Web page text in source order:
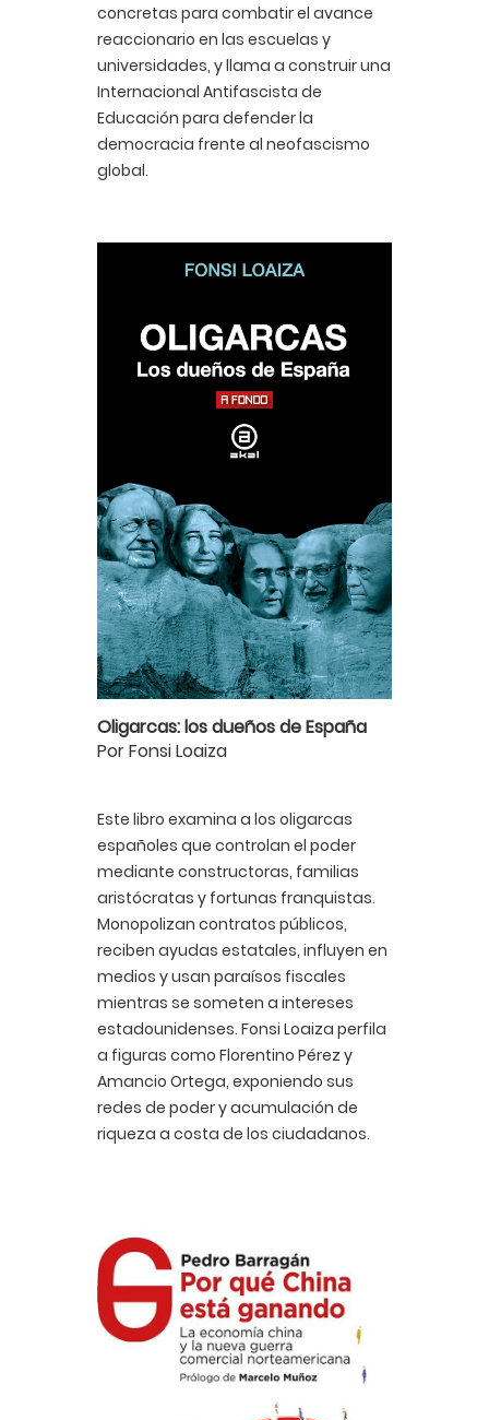
concretas para combatir el avance
reaccionario en las escuelas y
universidades, y llama a construir una
Internacional Antifascista de
Educación para defender la
democracia frente al neofascismo
global.
Oligarcas: los dueños de España
Por Fonsi Loaiza
Este libro examina a los oligarcas
españoles que controlan el poder
mediante constructoras, familias
aristócratas y fortunas franquistas.
Monopolizan contratos públicos,
reciben ayudas estatales, influyen en
medios y usan paraísos fiscales
mientras se someten a intereses
estadounidenses. Fonsi Loaiza perfila
a figuras como Florentino Pérez y
Amancio Ortega, exponiendo sus
redes de poder y acumulación de
riqueza a costa de los ciudadanos.